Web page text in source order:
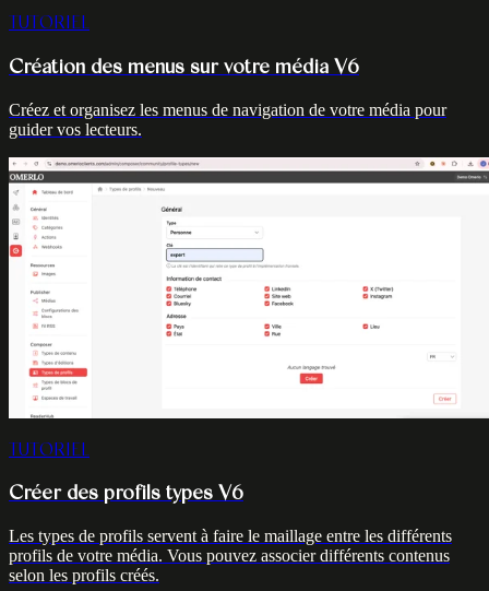
TUTORIEL
Création des menus sur votre média V6
Créez et organisez les menus de navigation de votre média pour
guider vos lecteurs.
TUTORIEL
Créer des profils types V6
Les types de profils servent à faire le maillage entre les différents
profils de votre média. Vous pouvez associer différents contenus
selon les profils créés.